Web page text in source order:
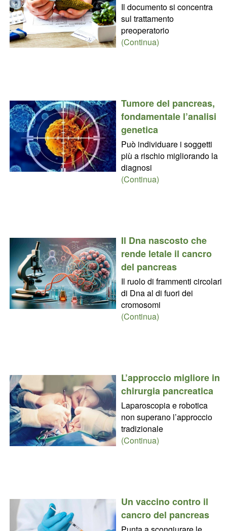
Il documento si concentra
sul trattamento
preoperatorio
(Continua)
Tumore del pancreas,
fondamentale l’analisi
genetica
Può individuare i soggetti
più a rischio migliorando la
diagnosi
(Continua)
Il Dna nascosto che
rende letale il cancro
del pancreas
Il ruolo di frammenti circolari
di Dna al di fuori dei
cromosomi
(Continua)
L’approccio migliore in
chirurgia pancreatica
Laparoscopia e robotica
non superano l’approccio
tradizionale
(Continua)
Un vaccino contro il
cancro del pancreas